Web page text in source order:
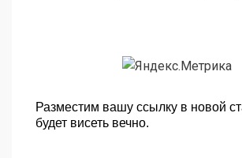
Разместим вашу ссылку в новой
будет висеть вечно.